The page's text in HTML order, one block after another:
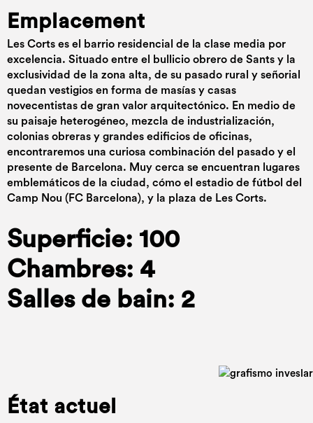
Emplacement
Les Corts es el barrio residencial de la clase media por
excelencia. Situado entre el bullicio obrero de Sants y la
exclusividad de la zona alta, de su pasado rural y señorial
quedan vestigios en forma de masías y casas
novecentistas de gran valor arquitectónico. En medio de
su paisaje heterogéneo, mezcla de industrialización,
colonias obreras y grandes edificios de oficinas,
encontraremos una curiosa combinación del pasado y el
presente de Barcelona. Muy cerca se encuentran lugares
emblemáticos de la ciudad, cómo el estadio de fútbol del
Camp Nou (FC Barcelona), y la plaza de Les Corts.
Superficie: 100
Chambres: 4
Salles de bain: 2
État actuel